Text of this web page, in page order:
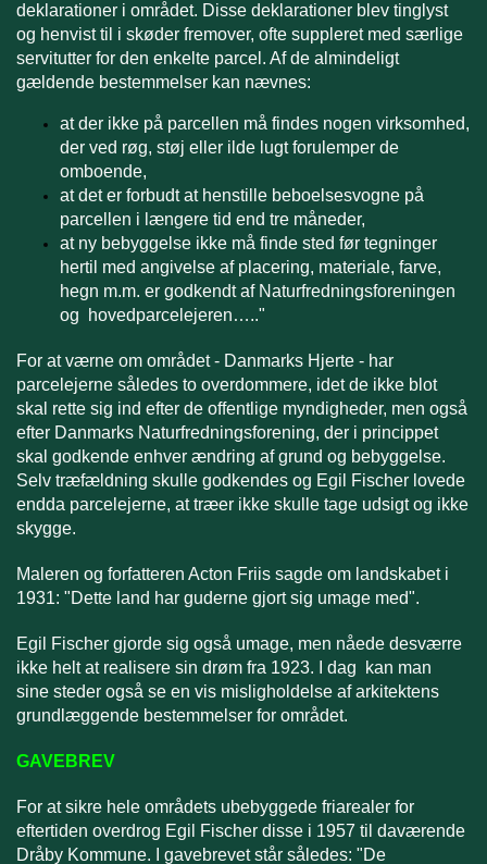
deklarationer i området. Disse deklarationer blev tinglyst
og henvist til i skøder fremover, ofte suppleret med særlige
servitutter for den enkelte parcel. Af de almindeligt
gældende bestemmelser kan nævnes:
at der ikke på parcellen må findes nogen virksomhed,
der ved røg, støj eller ilde lugt forulemper de
omboende,
at det er forbudt at henstille beboelsesvogne på
parcellen i længere tid end tre måneder,
at ny bebyggelse ikke må finde sted før tegninger
hertil med angivelse af placering, materiale, farve,
hegn m.m. er godkendt af Naturfredningsforeningen
og hovedparcelejeren….."
For at værne om området - Danmarks Hjerte - har
parcelejerne således to overdommere, idet de ikke blot
skal rette sig ind efter de offentlige myndigheder, men også
efter Danmarks Naturfredningsforening, der i princippet
skal godkende enhver ændring af grund og bebyggelse.
Selv træfældning skulle godkendes og Egil Fischer lovede
endda parcelejerne, at træer ikke skulle tage udsigt og ikke
skygge.
Maleren og forfatteren Acton Friis sagde om landskabet i
1931: "Dette land har guderne gjort sig umage med".
Egil Fischer gjorde sig også umage, men nåede desværre
ikke helt at realisere sin drøm fra 1923. I dag kan man
sine steder også se en vis misligholdelse af arkitektens
grundlæggende bestemmelser for området.
GAVEBREV
For at sikre hele områdets ubebyggede friarealer for
eftertiden overdrog Egil Fischer disse i 1957 til daværende
Dråby Kommune. I gavebrevet står således: "De